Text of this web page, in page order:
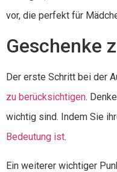
vor, die perfekt für
Geschenke
Der erste Schritt bei der
zu berücksichtigen.
wichtig sind. Indem Sie
Bedeutung ist.
Ein weiterer wichtiger